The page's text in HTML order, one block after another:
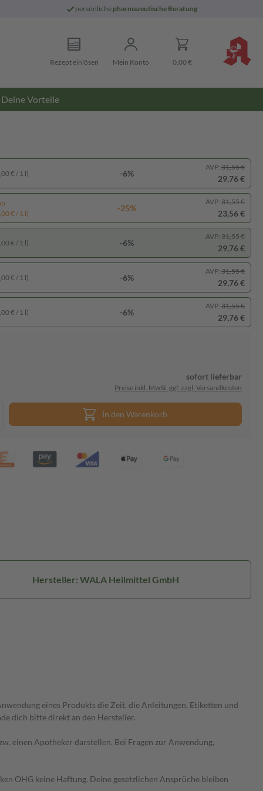
persönliche pharmazeutische Beratung
Rezept einlösen Mein Konto 0,00 €
Deine Vorteile
€ / 1 l) -6%
AVP: 31,55 €
29,76 €
€ / 1 l)
-25%
AVP: 31,55 €
23,56 €
€ / 1 l) -6%
AVP: 31,55 €
29,76 €
€ / 1 l) -6%
AVP: 31,55 €
29,76 €
€ / 1 l) -6%
AVP: 31,55 €
29,76 €
sofort lieferbar
Preise inkl. MwSt. ggf. zzgl. Versandkosten
In den Warenkorb
Hersteller: WALA Heilmittel GmbH
eines Produkts die Zeit, die Anleitungen, Etiketten und
dich bitte direkt an den Hersteller.
einen Apotheker darstellen. Bei Fragen zur Anwendung,
OHG keine Haftung. Deine gesetzlichen Ansprüche bleiben